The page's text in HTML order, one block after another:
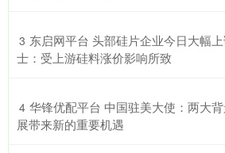
3 东启网平台 头部硅片企业今日大幅
士：受上游硅料涨价影响所致
4 华锋优配平台 中国驻美大使：两大
展带来新的重要机遇